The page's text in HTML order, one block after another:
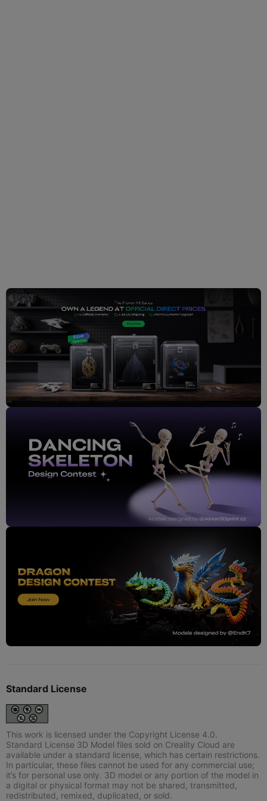
Standard License
This work is licensed under the Copyright License 4.0.
Standard License 3D Model files sold on Creality Cloud are
available under a standard license, which has certain restrictions.
In particular, these files cannot be used for any commercial use;
it’s for personal use only. 3D model or any portion of the model in
a digital or physical format may not be shared, transmitted,
redistributed, remixed, duplicated, or sold.